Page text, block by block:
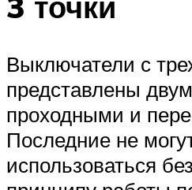
Выключатели с
представлены
проходными и
Последние не
использоваться